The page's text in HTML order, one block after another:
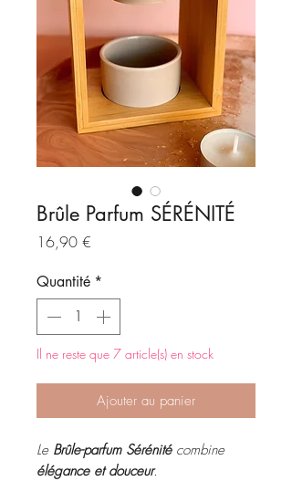
Brûle Parfum SÉRÉNITÉ
16,90 €
Quantité *
Il ne reste que 7 article(s) en stock
Ajouter au panier
Le Brûle-parfum Sérénitécombine
élégance et douceur.